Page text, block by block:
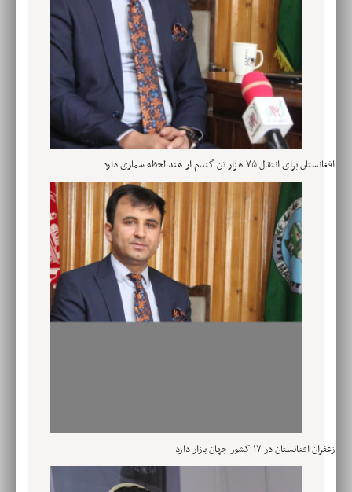
افغانستان برای انتقال ۷۵ هزار تن گندم از هند لحظه شماری دارد
زعفران افغانستان در ۱۷ کشور جهان بازار دارد